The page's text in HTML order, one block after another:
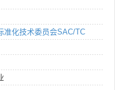
准化技术委员会SAC/TC